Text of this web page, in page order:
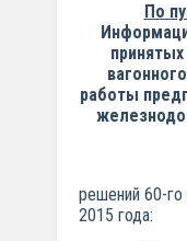
По
работы
решений 60-го
2015 года: